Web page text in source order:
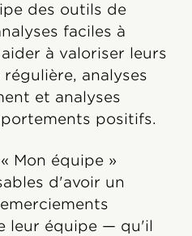
des outils de
faciles à
à valoriser leurs
analyses
et analyses
positifs.
Mon équipe »
d'avoir un
leur équipe — qu'il